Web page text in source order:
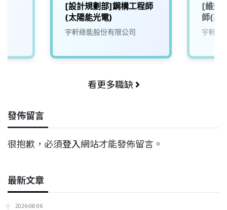
[設計規劃部]鋼構工程師
(太陽能光電)
宇軒綠能股份有限公司
[維運
師(高
宇軒綠
看更多職缺
發佈留言
很抱歉，必須登入網站才能發佈留言。
最新文章
2026-08-06